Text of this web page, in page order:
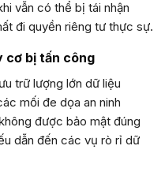
vẫn có thể bị tái nhận
đi quyền riêng tư thực sự.
cơ bị tấn công
trữ lượng lớn dữ liệu
mối đe dọa an ninh
được bảo mật đúng
dẫn đến các vụ rò rỉ dữ